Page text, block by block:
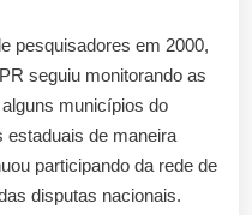
pesquisadores em 2000,
seguiu monitorando as
municípios do
estaduais de maneira
participando da rede de
disputas nacionais.